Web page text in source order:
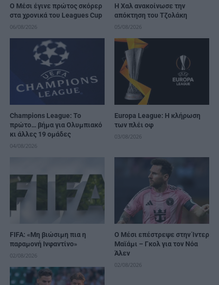
Ο Μέσι έγινε πρώτος σκόρερ
στα χρονικά του Leagues Cup
06/08/2026
Η Χαλ ανακοίνωσε την
απόκτηση του Τζολάκη
05/08/2026
Champions League: Το
πρώτο… βήμα για Ολυμπιακό
κι άλλες 19 ομάδες
04/08/2026
Europa League: Η κλήρωση
των πλέι οφ
03/08/2026
FIFA: «Μη βιώσιμη πια η
παραμονή Ινφαντίνο»
02/08/2026
Ο Μέσι επέστρεψε στην Ίντερ
Μαϊάμι – Γκολ για τον Νόα
Άλεν
02/08/2026